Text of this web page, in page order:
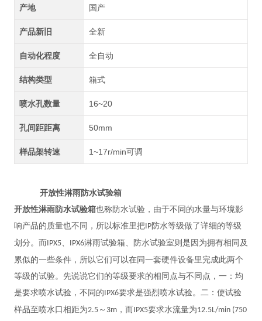
产地 国产
产品新旧 全新
自动化程度 全自动
结构类型 箱式
喷水孔数量 16~20
孔间距距离 50mm
样品架转速 1~17r/min可调
开放性淋雨防水试验箱
开放性淋雨防水试验箱也称防水试验，由于不同的水量与环境影
响产品的质量也不同，所以标准里把IP防水等级做了详细的等级
划分。而 IPX5、 IPX6淋雨试验箱、防水试验室则是因为拥有相同及
累似的一些条件，所以它们可以在同一套硬件设备里完成此两个
等级的试验。先说说它们的等级要求的相同点与不同点，一：均
是要求喷水试验，不同的IPX6要求是强烈喷水试验。二：使试验
样品至喷水口相距为2.5～ 3m，而 IPX5要求水流量为12.5L/min (750